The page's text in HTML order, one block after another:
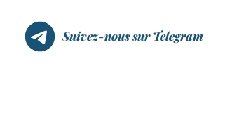
Suivez-nous sur Telegram